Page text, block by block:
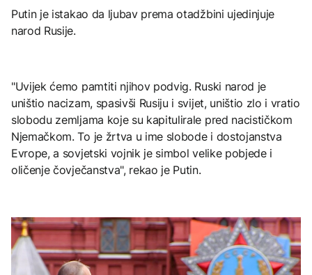
Putin je istakao da ljubav prema otadžbini ujedinjuje
narod Rusije.
"Uvijek ćemo pamtiti njihov podvig. Ruski narod je
uništio nacizam, spasivši Rusiju i svijet, uništio zlo i vratio
slobodu zemljama koje su kapitulirale pred nacističkom
Njemačkom. To je žrtva u ime slobode i dostojanstva
Evrope, a sovjetski vojnik je simbol velike pobjede i
oličenje čovječanstva", rekao je Putin.